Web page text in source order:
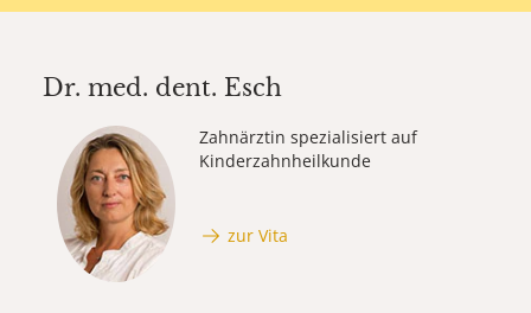
Dr. med. dent. Esch
Zahnärztin spezialisiert auf
Kinderzahnheilkunde
zur Vita